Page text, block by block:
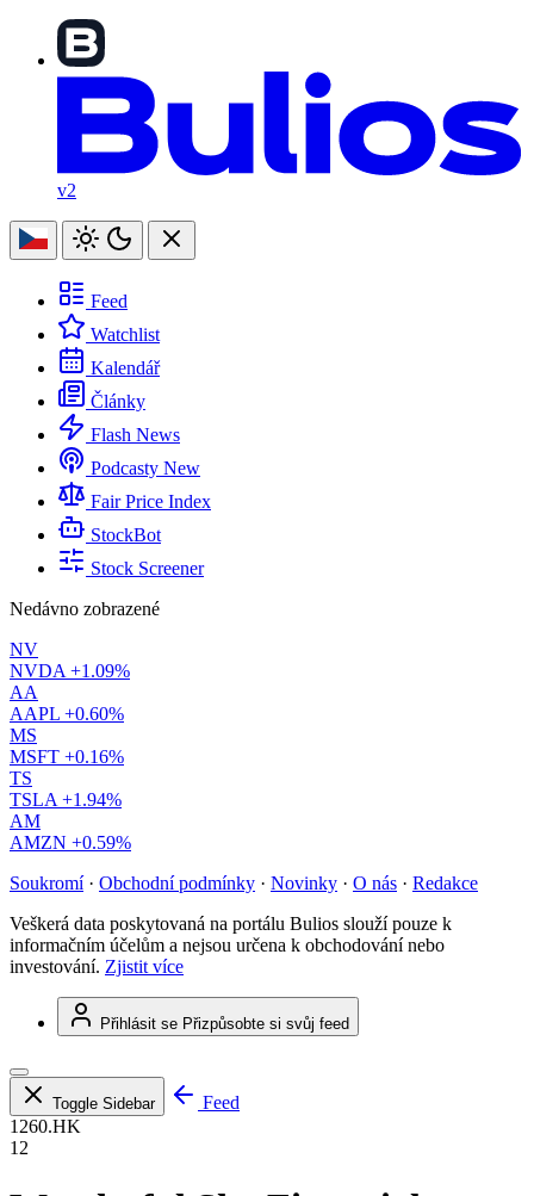
v2
Feed
Watchlist
Kalendář
Články
Flash News
Podcasty New
Fair Price Index
StockBot
Stock Screener
Nedávno zobrazené
NV
NVDA +1.09%
AA
AAPL +0.60%
MS
MSFT +0.16%
TS
TSLA +1.94%
AM
AMZN +0.59%
Soukromí · Obchodní podmínky · Novinky · O nás · Redakce
Veškerá data poskytovaná na portálu Bulios slouží pouze k
informačním účelům a nejsou určena k obchodování nebo
investování. Zjistit více
Přihlásit se Přizpůsobte si svůj feed
Toggle Sidebar
Feed
1260.HK
12